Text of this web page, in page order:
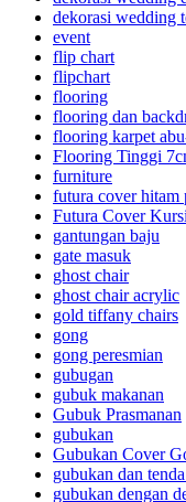
dekorasi wedding
event
flip chart
flipchart
flooring
flooring dan
flooring karpet
Flooring Tinggi
furniture
futura cover hitam
Futura Cover
gantungan baju
gate masuk
ghost chair
ghost chair acrylic
gold tiffany chairs
gong
gong peresmian
gubugan
gubuk makanan
Gubuk Prasmanan
gubukan
Gubukan Cover
gubukan dan
gubukan dengan